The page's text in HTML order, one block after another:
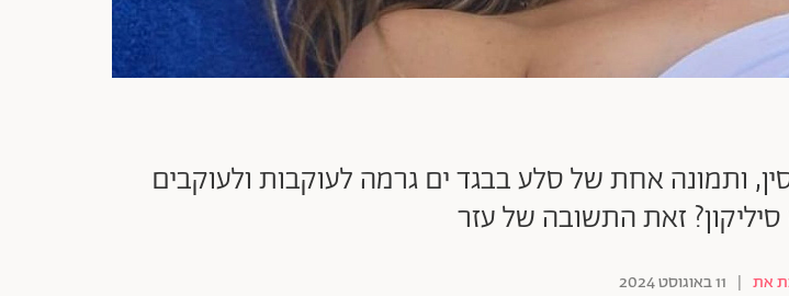
ותמונה אחת של סלע בבגד ים גרמה לעוקבות ולעוקבים
זאת התשובה של עזר
את | 11 באוגוסט 2024